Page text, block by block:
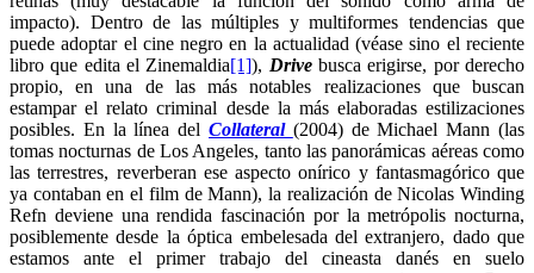
impacto). Dentro de las múltiples y multiformes tendencias que
puede adoptar el cine negro en la actualidad (véase sino el reciente
libro que edita el Zinemaldia[1]), Drivebusca erigirse, por derecho
propio, en una de las más notables realizaciones que buscan
estampar el relato criminal desde la más elaboradas estilizaciones
posibles. En la línea del Collateral (2004) de Michael Mann (las
tomas nocturnas de Los Angeles, tanto las panorámicas aéreas como
las terrestres, reverberan ese aspecto onírico y fantasmagórico que
ya contaban en el film de Mann), la realización de Nicolas Winding
Refn deviene una rendida fascinación por la metrópolis nocturna,
posiblemente desde la óptica embelesada del extranjero, dado que
estamos
ante el primer trabajo del cineasta danés en suelo